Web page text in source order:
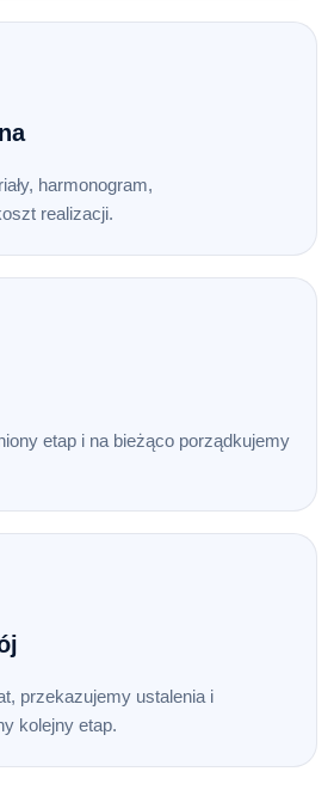
harmonogram,
realizacji.
etap i na bieżąco porządkujemy
przekazujemy ustalenia i
kolejny etap.